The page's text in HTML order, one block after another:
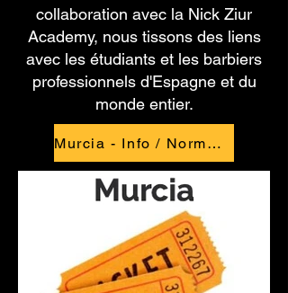
collaboration avec la Nick Ziur
Academy, nous tissons des liens
avec les étudiants et les barbiers
professionnels d'Espagne et du
monde entier.
Murcia - Info / Normas / Horario